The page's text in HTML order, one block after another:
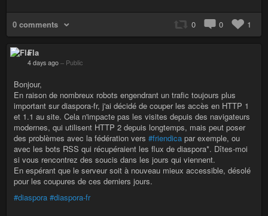
0 comments 0 0 1
Fla
4 days ago – Public
Bonjour,
En raison de nombreux robots engendrant un trafic toujours plus
important sur diaspora-fr, j'ai décidé de couper les accès en HTTP 1
et 1.1 au site. Cela n'impacte pas les visites depuis des navigateurs
modernes, qui utilisent HTTP 2 depuis longtemps, mais peut poser
des problèmes avec la fédération vers #friendica par exemple, ou
avec les bots RSS qui récupéraient les flux de diaspora*. Dîtes-moi
si vous rencontrez des soucis dans les jours qui viennent.
En espérant que le serveur soit à nouveau mieux accessible, désolé
pour les coupures de ces derniers jours.
#diaspora #diaspora-fr